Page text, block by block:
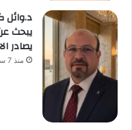
د.وائل
يبحث
يصادر
منذ 7 ساعات